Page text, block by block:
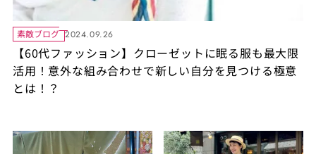
素敵ブログ 2024.09.26
【60代ファッション】クローゼットに眠る服も最大限
活用！意外な組み合わせで新しい自分を見つける極意
とは！？